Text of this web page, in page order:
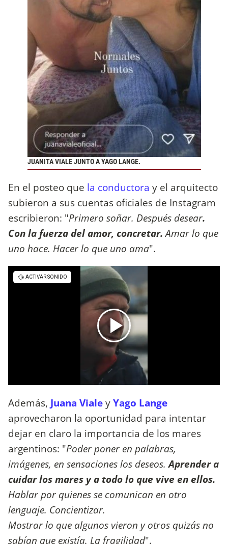
JUANITA VIALE JUNTO A YAGO LANGE.
En el posteo que la conductora y el arquitecto
subieron a sus cuentas oficiales de Instagram
escribieron: "Primero soñar. Después desear.
Con la fuerza del amor, concretar.Amar lo que
uno hace. Hacer lo que uno ama".
Además, Juana VialeyYago Lange
aprovecharon la oportunidad para intentar
dejar en claro la importancia de los mares
argentinos: "Poder poner en palabras,
imágenes, en sensaciones los deseos. Aprender a
cuidar los mares y a todo lo que vive en ellos.
Hablar por quienes se comunican en otro
lenguaje. Concientizar.
Mostrar lo que algunos vieron y otros quizás no
sabían que existía. La fragilidad".